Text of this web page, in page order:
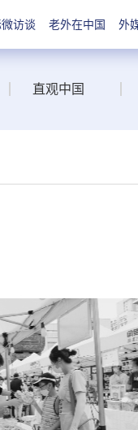
访谈 老外在中国 外
直观中国